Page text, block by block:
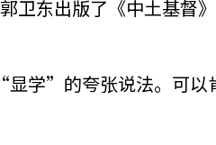
卫东出版了《中土基督
学”的夸张说法。可以